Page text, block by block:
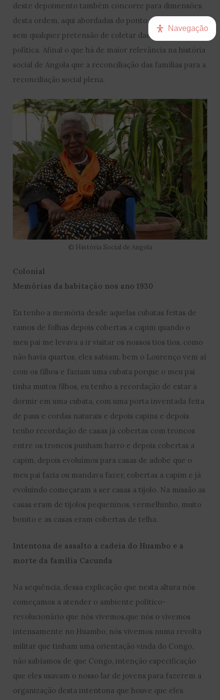
deste depoimento também concorre para dimensões
desta ordem, aqui abordadas do ponto de vista social,
sem qualquer pretensão de coletar dados da história
política. Afinal o que há de maior relevância na história
social de Angola que a reconciliação das famílias para a
reconciliação social plena.
© História Social de Angola
Colonial
Memórias da habitação nos ano 1930
Eu tenho a memória desde aquelas cubatas feitas de
ramos de folhas depois cobertas a capim quando o
meu pai me levava a ir visitar os nossos tios tios, como
não havia quartos, eles sabiam, bem o Lourenço vem aí
com os filhos e faziam uma cubata porque o meu pai
tinha muitos filhos, eu tenho a recordação de estar a
dormir em uma cubata, com uma porta inventada feita
de paus e cordas naturais e depois capins e depois
tenho recordação de casas já cobertas com troncos
entre os troncos punham barro e depois cobertas a
capim, depois evoluímos para casas de adobe que o
meu pai fazia ou mandava fazer, cobertas a capim e já
evoluindo começaram a ser casas a tijolo. Na missão as
casas eram de tijolos pequeninos, vermelhinho, muito
bonito e as casas eram cobertas de telha.
Intentona de assalto a cadeia do Huambo e a
morte da família Cacunda
Na sequência, dessa explicação que nesta altura nós
começamos a atender o ambiente político-
revolucionário que nós vivemos,que nós o vivemos
intensamente no Huambo, nós vivemos numa revolta
militar que tinham uma orientação vinda do Congo,
não sabíamos de que Congo, intenção especificação
que eles usavam o nosso lar de jovens para fazerem a
organização desta intentona que houve que eles
Navegação